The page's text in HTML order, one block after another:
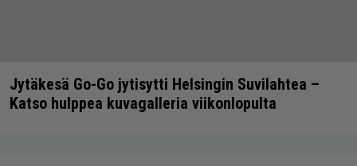
Jytäkesä Go-Go jytisytti Helsingin Suvilahtea –
Katso hulppea kuvagalleria viikonlopulta